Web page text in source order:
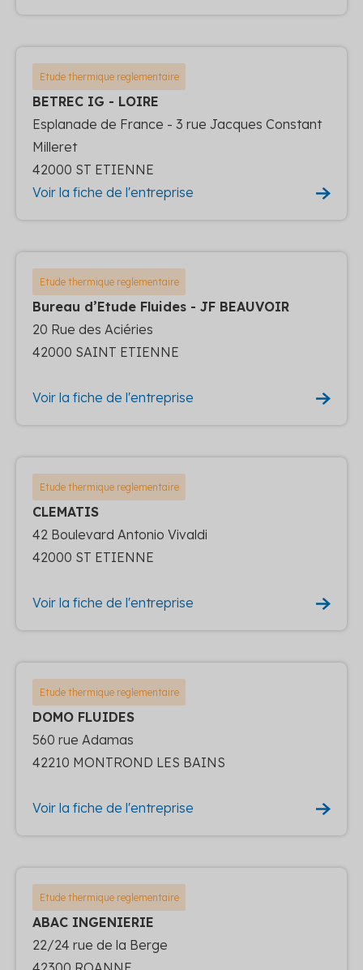
Etude thermique reglementaire
BETREC IG - LOIRE
Esplanade de France - 3 rue Jacques Constant
Milleret
42000 ST ETIENNE
Voir la fiche de l'entreprise
Etude thermique reglementaire
Bureau d’Etude Fluides - JF BEAUVOIR
20 Rue des Aciéries
42000 SAINT ETIENNE
Voir la fiche de l'entreprise
Etude thermique reglementaire
CLEMATIS
42 Boulevard Antonio Vivaldi
42000 ST ETIENNE
Voir la fiche de l'entreprise
Etude thermique reglementaire
DOMO FLUIDES
560 rue Adamas
42210 MONTROND LES BAINS
Voir la fiche de l'entreprise
Etude thermique reglementaire
ABAC INGENIERIE
22/24 rue de la Berge